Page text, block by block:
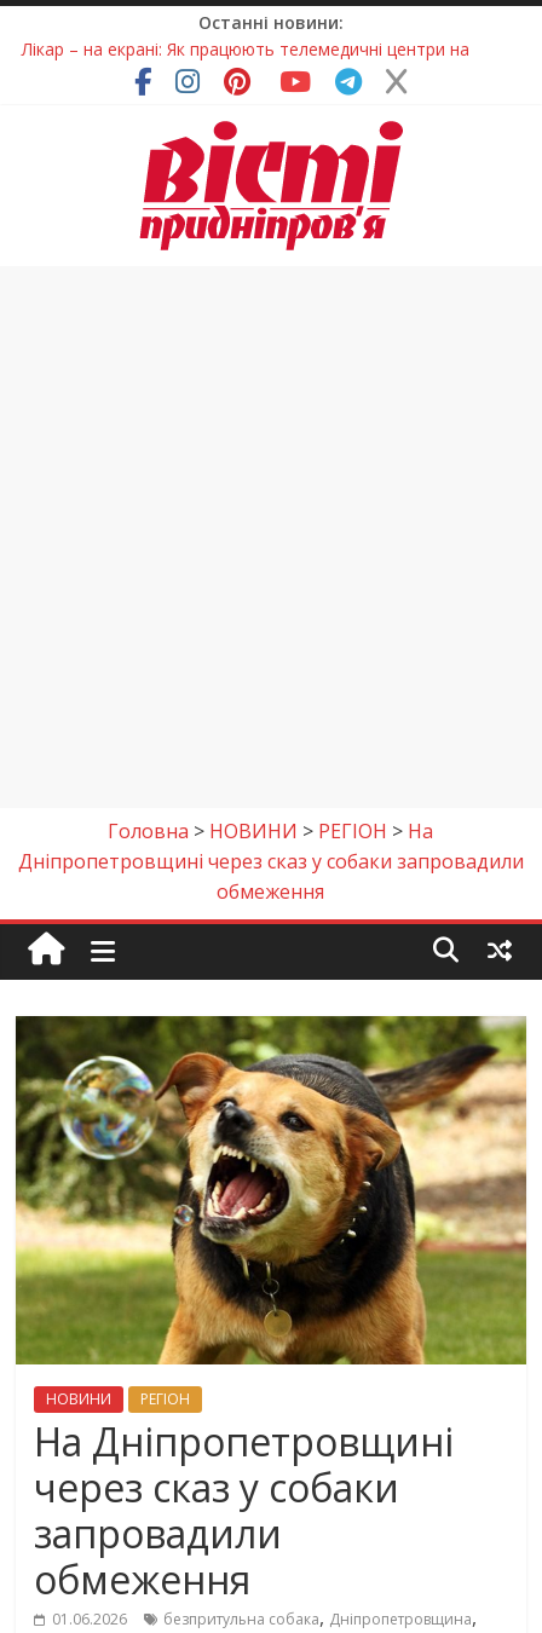
Останні новини:
Лікар – на екрані: Як працюють телемедичні центри на
Дніпропетровщині
У Дніпрі триває масштабна підготовка до опалювального
Пошуки тривають: на Дніпропетровщині досліджують місце
розташування легендарного монастиря (Фото)
Ветерани Дніпропетровщини отримують шанс на власне
Головна > НОВИНИ > РЕГІОН > На
Дніпропетровщині через сказ у собаки запровадили
обмеження
НОВИНИ РЕГІОН
На Дніпропетровщині
через сказ у собаки
запровадили
обмеження
01.06.2026 безпритульна собака, Дніпропетровщина,